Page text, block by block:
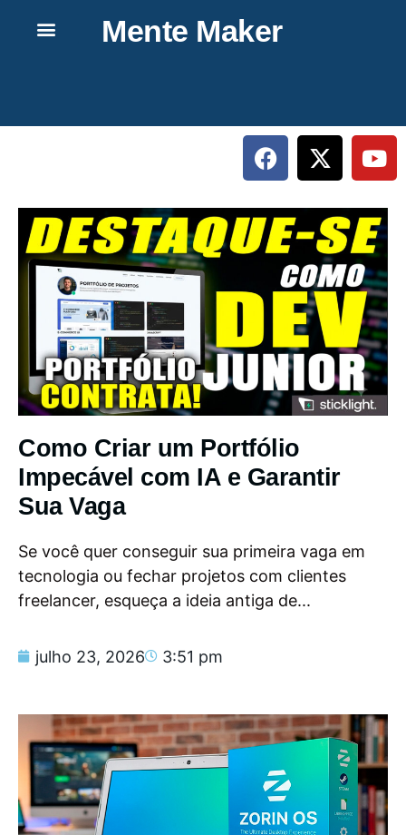
Mente Maker
Como Criar um Portfólio
Impecável com IA e Garantir
Sua Vaga
Se você quer conseguir sua primeira vaga em
tecnologia ou fechar projetos com clientes
freelancer, esqueça a ideia antiga de...
julho 23, 2026 3:51 pm